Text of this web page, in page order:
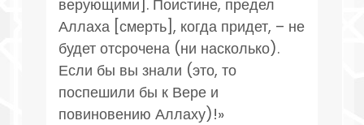
верующими]. Поистине, предел
Аллаха [смерть], когда придет, – не
будет отсрочена (ни насколько).
Если бы вы знали (это, то
поспешили бы к Вере и
повиновению Аллаху)!»